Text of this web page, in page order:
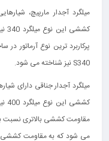
میلگرد آجدار مارپیچ،
پرکاربرد ترین نوع آرماتور
S340 نیز شناخته می شود.
میلگرد آجدار جناقی دارای
مقاومت کششی بالاتری نسبت به